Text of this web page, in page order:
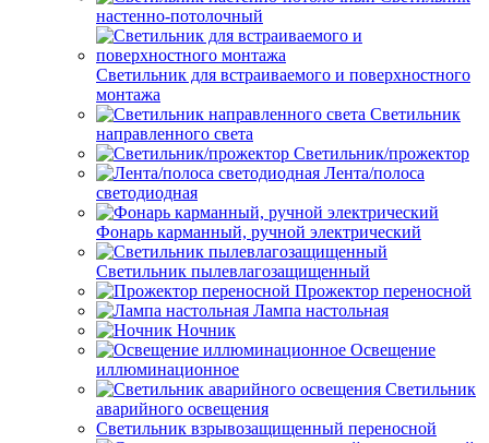
настенно-потолочный
Светильник для встраиваемого и поверхностного
монтажа
Светильник
направленного света
Светильник/прожектор
Лента/полоса
светодиодная
Фонарь карманный, ручной электрический
Светильник пылевлагозащищенный
Прожектор переносной
Лампа настольная
Ночник
Освещение
иллюминационное
Светильник
аварийного освещения
Светильник взрывозащищенный переносной